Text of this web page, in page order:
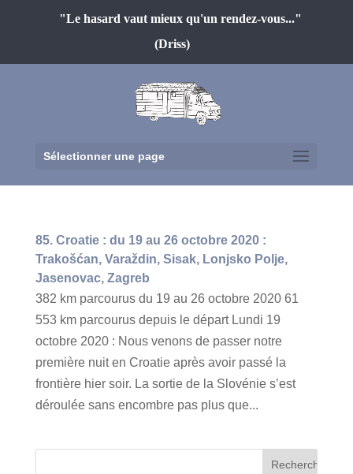
"Le hasard vaut mieux qu'un rendez-vous..."
(Driss)
Sélectionner une page
85. Croatie : du 19 au 26 octobre 2020 :
Trakošćan, Varaždin, Sisak, Lonjsko Polje,
Jasenovac, Zagreb
382 km parcourus du 19 au 26 octobre 2020 61
553 km parcourus depuis le départ Lundi 19
octobre 2020 : Nous venons de passer notre
première nuit en Croatie après avoir passé la
frontière hier soir. La sortie de la Slovénie s’est
déroulée sans encombre pas plus que...